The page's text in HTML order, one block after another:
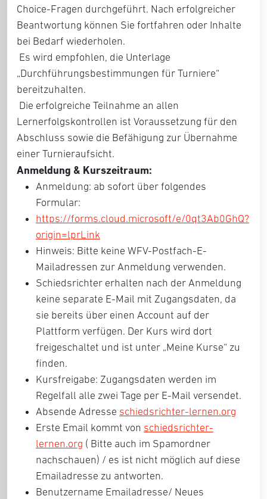
Choice-Fragen durchgeführt. Nach erfolgreicher
Beantwortung können Sie fortfahren oder Inhalte
bei Bedarf wiederholen.
Es wird empfohlen, die Unterlage
„Durchführungsbestimmungen für Turniere“
bereitzuhalten.
Die erfolgreiche Teilnahme an allen
Lernerfolgskontrollen ist Voraussetzung für den
Abschluss sowie die Befähigung zur Übernahme
einer Turnieraufsicht.
Anmeldung & Kurszeitraum:
Anmeldung: ab sofort über folgendes
Formular:
https://forms.cloud.microsoft/e/0qt3Ab0GhQ?
origin=lprLink
Hinweis: Bitte keine WFV-Postfach-E-
Mailadressen zur Anmeldung verwenden.
Schiedsrichter erhalten nach der Anmeldung
keine separate E-Mail mit Zugangsdaten, da
sie bereits über einen Account auf der
Plattform verfügen. Der Kurs wird dort
freigeschaltet und ist unter „Meine Kurse“ zu
finden.
Kursfreigabe: Zugangsdaten werden im
Regelfall alle zwei Tage per E-Mail versendet.
Absende Adresse schiedsrichter-lernen.org
Erste Email kommt von schiedsrichter-
lernen.org ( Bitte auch im Spamordner
nachschauen) / es ist nicht möglich auf diese
Emailadresse zu antworten.
Benutzername Emailadresse/ Neues